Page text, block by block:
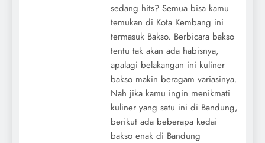
sedang hits? Semua bisa kamu
temukan di Kota Kembang ini
termasuk Bakso. Berbicara bakso
tentu tak akan ada habisnya,
apalagi belakangan ini kuliner
bakso makin beragam variasinya.
Nah jika kamu ingin menikmati
kuliner yang satu ini di Bandung,
berikut ada beberapa kedai
bakso enak di Bandung